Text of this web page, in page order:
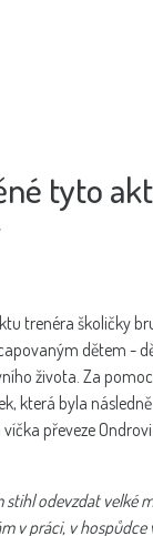
tyto
trenéra školičky
dětem -
života. Za
která byla
převeze
odevzdat velké
v práci, v hospůdce